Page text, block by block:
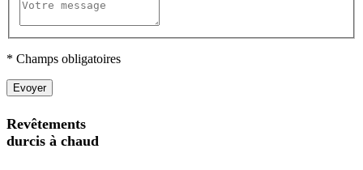
* Champs obligatoires
Evoyer
Revêtements
durcis à chaud